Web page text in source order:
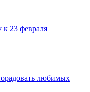
к 23 февраля
любимых